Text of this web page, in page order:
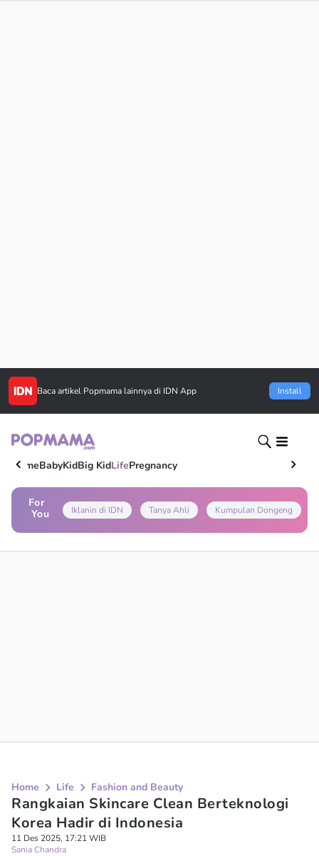
Baca artikel Popmama lainnya di IDN App Install
HomeBabyKidBig KidLifePregnancy
For
You
Iklanin di IDN Tanya Ahli Kumpulan Dongeng
Home Life Fashion and Beauty
Rangkaian Skincare Clean Berteknologi
Korea Hadir di Indonesia
11 Des 2025, 17:21 WIB
Sania Chandra